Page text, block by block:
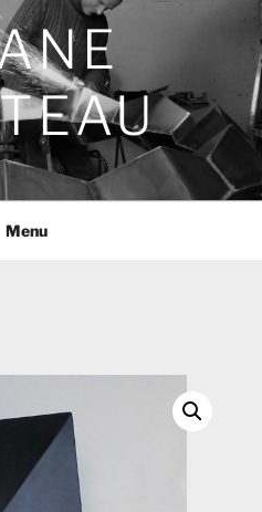
Menu